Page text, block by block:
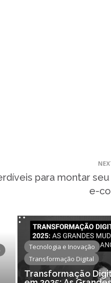
maio 2019
fevereiro 2019
janeiro 2019
dezembro 2018
outubro 2018
para montar
e-
Tecnologia e Inovação
Transformação Digital
Transformação